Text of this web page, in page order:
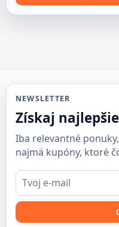
NEWSLETTER
Získaj
Iba relevantné
najmä kupóny, ktoré
E-
mail